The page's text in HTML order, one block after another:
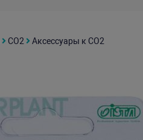
СО2 Аксессуары к СО2